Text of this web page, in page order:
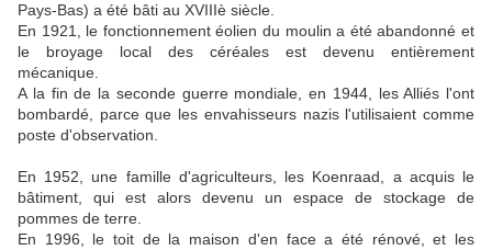
Pays-Bas) a été bâti au XVIIIè siècle.
En 1921, le fonctionnement éolien du moulin a été abandonné et
le broyage local des céréales est devenu entièrement
mécanique.
A la fin de la seconde guerre mondiale, en 1944, les Alliés l'ont
bombardé, parce que les envahisseurs nazis l'utilisaient comme
poste d'observation.
En 1952, une famille d'agriculteurs, les Koenraad, a acquis le
bâtiment, qui est alors devenu un espace de stockage de
pommes de terre.
En 1996, le toit de la maison d'en face a été rénové, et les